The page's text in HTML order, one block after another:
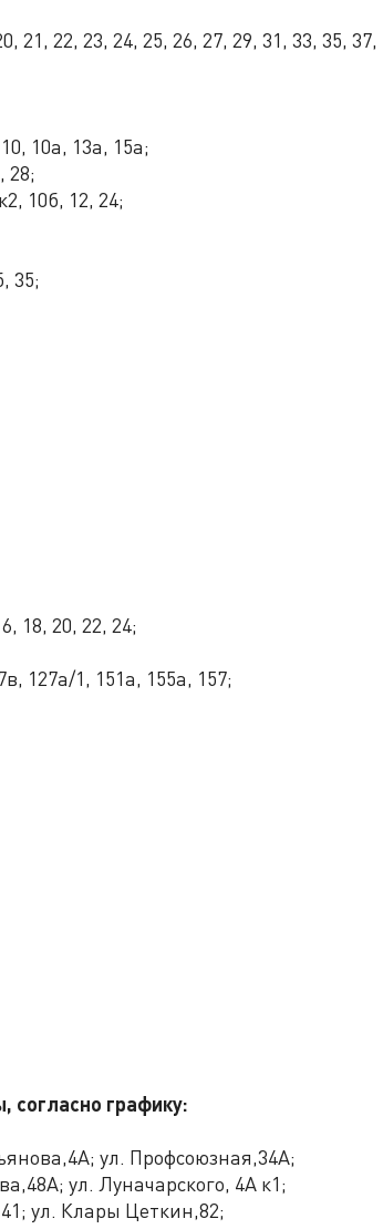
21, 22, 23, 24, 25, 26, 27, 29, 31, 33, 35, 37,
10а, 13а, 15а;
28;
10б, 12, 24;
35;
18, 20, 22, 24;
127а/1, 151а, 155а, 157;
согласно графику:
ул. Профсоюзная,34А;
ул. Луначарского, 4А к1;
ул. Клары Цеткин,82;